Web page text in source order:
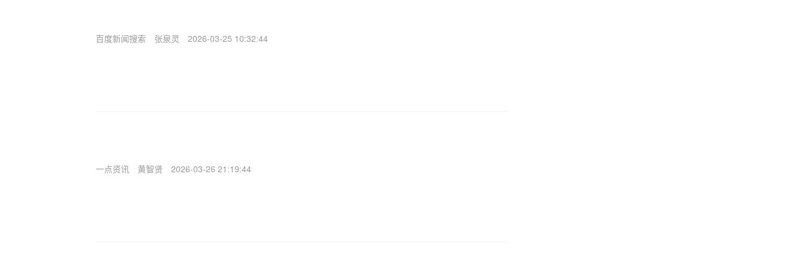
百度新闻搜索 张泉灵 2026-03-25 10:32:44
一点资讯 黄智贤 2026-03-26 21:19:44